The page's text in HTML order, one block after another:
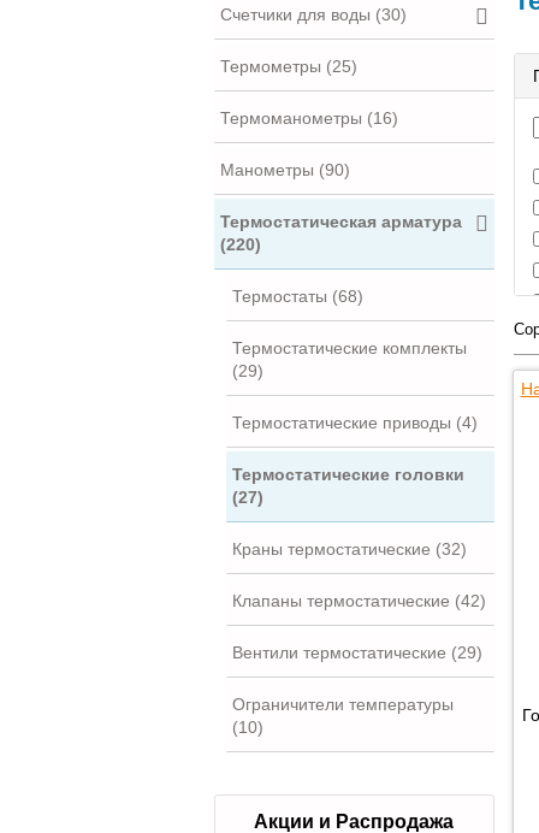
Счетчики для воды (30)
Термометры (25)
Термоманометры (16)
Манометры (90)
Термостатическая арматура
(220)
Термостаты (68)
Термостатические комплекты
(29)
Термостатические приводы (4)
Термостатические головки
(27)
Краны термостатические (32)
Клапаны термостатические (42)
Вентили термостатические (29)
Ограничители температуры
(10)
Акции и Распродажа